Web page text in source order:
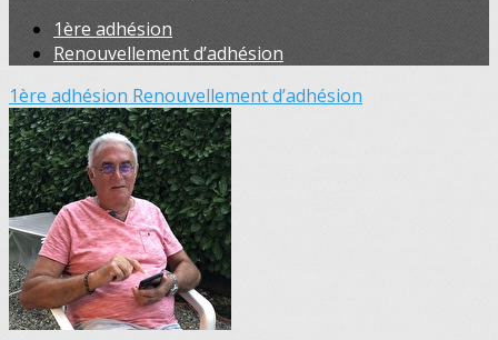
1ère adhésion
Renouvellement d’adhésion
1ère adhésion Renouvellement d’adhésion